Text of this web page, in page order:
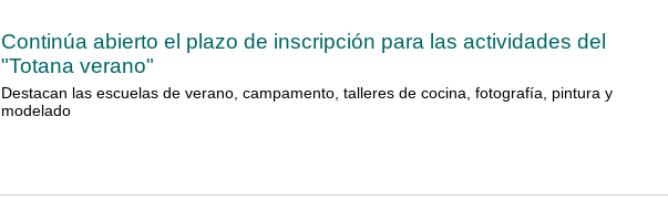
Continúa abierto el plazo de inscripción para las actividades del
"Totana verano"
Destacan las escuelas de verano, campamento, talleres de cocina, fotografía, pintura y
modelado